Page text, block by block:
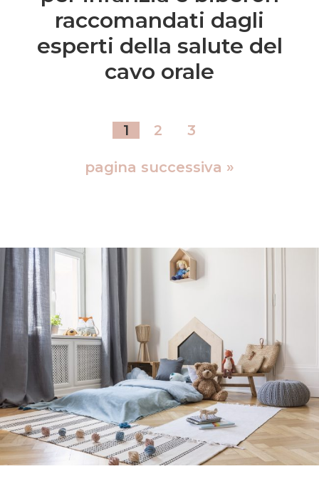
raccomandati dagli
esperti della salute del
cavo orale
1 2 3
pagina successiva »